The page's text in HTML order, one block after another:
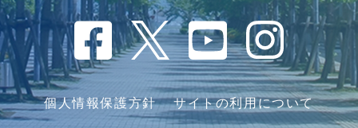
個人情報保護方針 サイトの利用について